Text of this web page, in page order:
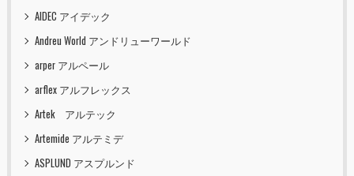
AIDEC アイデック
Andreu World アンドリューワールド
arper アルペール
arflex アルフレックス
Artek アルテック
Artemide アルテミデ
ASPLUND アスプルンド